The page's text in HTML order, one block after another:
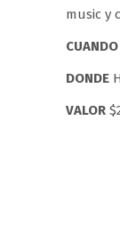
music y
CUANDO
DONDE
VALOR